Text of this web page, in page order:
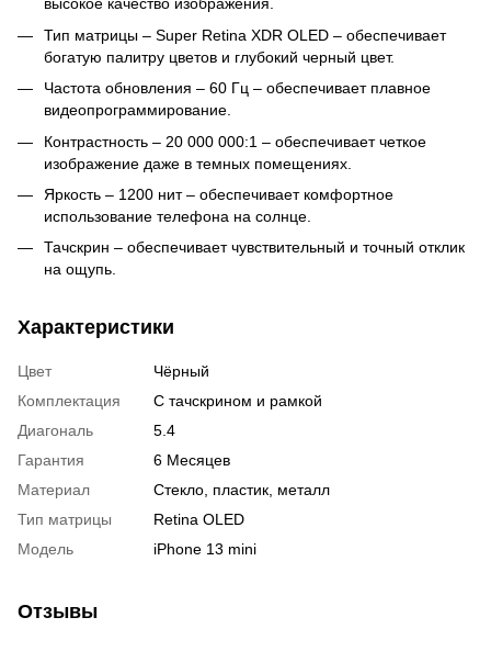
высокое качество изображения.
Тип матрицы – Super Retina XDR OLED – обеспечивает
богатую палитру цветов и глубокий черный цвет.
Частота обновления – 60 Гц – обеспечивает плавное
видеопрограммирование.
Контрастность – 20 000 000:1 – обеспечивает четкое
изображение даже в темных помещениях.
Яркость – 1200 нит – обеспечивает комфортное
использование телефона на солнце.
Тачскрин – обеспечивает чувствительный и точный отклик
на ощупь.
Характеристики
Цвет
Чёрный
Комплектация
С тачскрином и рамкой
Диагональ
5.4
Гарантия
6 Месяцев
Материал
Стекло, пластик, металл
Тип матрицы
Retina OLED
Модель
iPhone 13 mini
Отзывы